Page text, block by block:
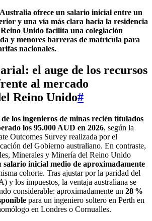
ofrece un salario inicial entre un
y una vía más clara hacia la residencia
Unido facilita una colegiación
y menores barreras de matrícula para
nacionales.
el auge de los recursos
al mercado
Reino Unido#
los ingenieros de minas recién titulados
los 95.000 AUD en 2026, según la
Outcomes Survey realizada por el
del Gobierno australiano. En contraste,
Minerales y Minería del Reino Unido
salario inicial medio de aproximadamente
cohorte. Tras ajustar por la paridad del
y los impuestos, la ventaja australiana se
considerable: aproximadamente un 28 %
para un ingeniero soltero en Perth en
en Londres o Cornualles.